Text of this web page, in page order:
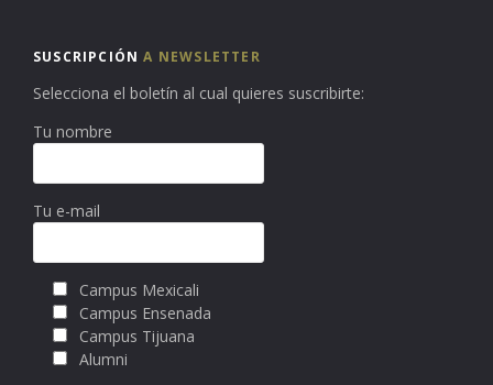
SUSCRIPCIÓNA NEWSLETTER
Selecciona el boletín al cual quieres suscribirte:
Tu nombre
Tu e-mail
Campus Mexicali
Campus Ensenada
Campus Tijuana
Alumni